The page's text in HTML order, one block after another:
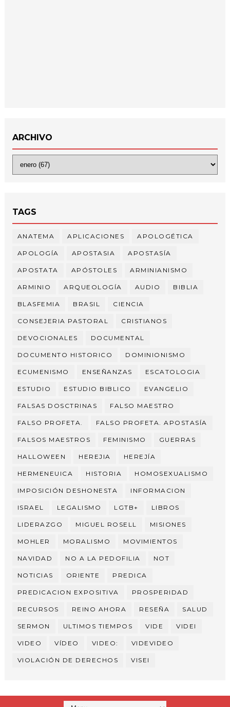
ARCHIVO
TAGS
ANATEMA APLICACIONES APOLOGÉTICA
APOLOGÍA APOSTASIA APOSTASÍA
APOSTATA APÓSTOLES ARMINIANISMO
ARMINIO ARQUEOLOGÍA AUDIO BIBLIA
BLASFEMIA BRASIL CIENCIA
CONSEJERIA PASTORAL CRISTIANOS
DEVOCIONALES DOCUMENTAL
DOCUMENTO HISTORICO DOMINIONISMO
ECUMENISMO ENSEÑANZAS ESCATOLOGIA
ESTUDIO ESTUDIO BIBLICO EVANGELIO
FALSAS DOSCTRINAS FALSO MAESTRO
FALSO PROFETA. FALSO PROFETA. APOSTASÍA
FALSOS MAESTROS FEMINISMO GUERRAS
HALLOWEEN HEREJIA HEREJÍA
HERMENEUICA HISTORIA HOMOSEXUALISMO
IMPOSICIÓN DESHONESTA INFORMACION
ISRAEL LEGALISMO LGTB+ LIBROS
LIDERAZGO MIGUEL ROSELL MISIONES
MOHLER MORALISMO MOVIMIENTOS
NAVIDAD NO A LA PEDOFILIA NOT
NOTICIAS ORIENTE PREDICA
PREDICACION EXPOSITIVA PROSPERIDAD
RECURSOS REINO AHORA RESEÑA SALUD
SERMON ULTIMOS TIEMPOS VIDE VIDEI
VIDEO VÍDEO VIDEO: VIDEVIDEO
VIOLACIÓN DE DERECHOS VISEI